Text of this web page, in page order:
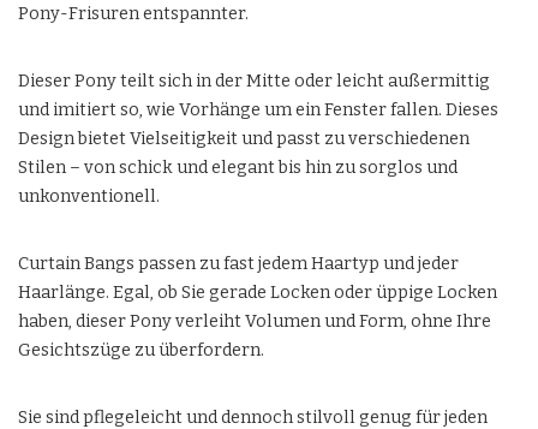
Pony-Frisuren entspannter.
Dieser Pony teilt sich in der Mitte oder leicht außermittig
und imitiert so, wie Vorhänge um ein Fenster fallen. Dieses
Design bietet Vielseitigkeit und passt zu verschiedenen
Stilen – von schick und elegant bis hin zu sorglos und
unkonventionell.
Curtain Bangs passen zu fast jedem Haartyp und jeder
Haarlänge. Egal, ob Sie gerade Locken oder üppige Locken
haben, dieser Pony verleiht Volumen und Form, ohne Ihre
Gesichtszüge zu überfordern.
Sie sind pflegeleicht und dennoch stilvoll genug für jeden